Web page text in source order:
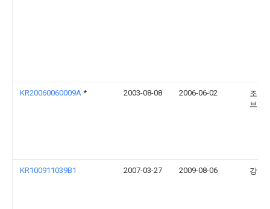
KR20060060009A * 2003-08-08 2006-06-02
조니
브 한
KR100911039B1 2007-03-27 2009-08-06 강소